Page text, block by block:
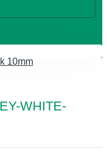
10mm
WHITE-